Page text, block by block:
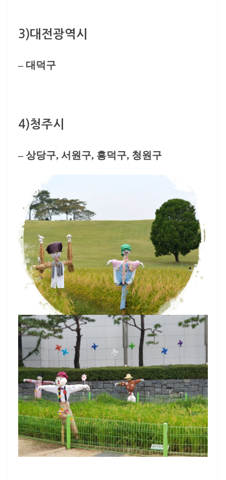
3)대전광역시
– 대덕구
4)청주시
– 상당구, 서원구, 흥덕구, 청원구